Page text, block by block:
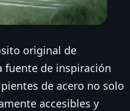
original de
fuente de inspiración
de acero no solo
accesibles y